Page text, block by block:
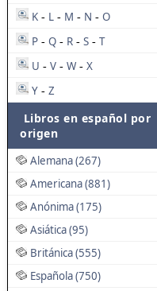
K - L - M - N - O
P - Q - R - S - T
U - V - W - X
Y - Z
Libros en español por
origen
Alemana (267)
Americana (881)
Anónima (175)
Asiática (95)
Británica (555)
Española (750)